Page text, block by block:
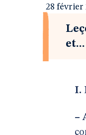
28 février
I.
–